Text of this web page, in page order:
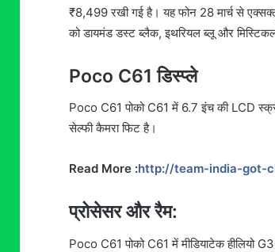
₹8,499 रखी गई है। यह फोन 28 मार्च से
को डायमंड डस्ट ब्लैक, इथरियल ब्लू और
Poco C61 डिस्प्ले
Poco C61 पोको C61 में 6.7 इंच की LCD
सेल्फी कैमरा फिट है।
Read More :http://team-india-got-
प्रोसेसर और रैम:
Poco C61 पोको C61 में मीडियाटेक हीलियो